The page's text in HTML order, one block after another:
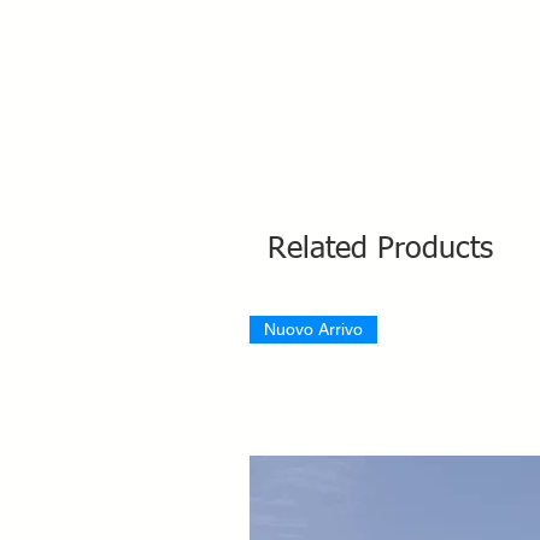
Related Products
Nuovo Arrivo